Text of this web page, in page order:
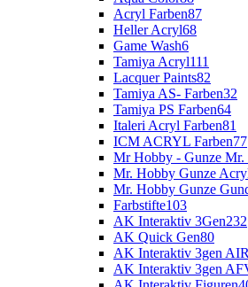
Acryl Farben87
Heller Acryl68
Game Wash6
Tamiya Acryl111
Lacquer Paints82
Tamiya AS- Farben32
Tamiya PS Farben64
Italeri Acryl Farben81
ICM ACRYL Farben77
Mr Hobby - Gunze Mr.
Mr. Hobby Gunze
Mr. Hobby Gunze
Farbstifte103
AK Interaktiv 3Gen232
AK Quick Gen80
AK Interaktiv 3gen AIR
AK Interaktiv 3gen